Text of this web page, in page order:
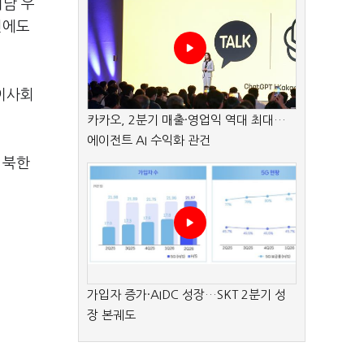
우
도
회
한
카카오, 2분기 매출·영업익 역대 최대…
에이전트 AI 수익화 관건
가입자 증가·AIDC 성장…SKT 2분기 성
장 본궤도